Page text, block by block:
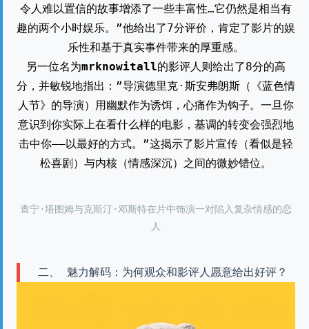
令人难以置信的故事增添了一些丰富性…它仍然是相当有
趣的两个小时娱乐。”他给出了7分评价，肯定了影片的娱
乐性和基于真实事件带来的厚重感。
另一位名为mrknowitall的影评人则给出了8分的高
分，并敏锐地指出：”导演德里克·斯安弗朗斯（《蓝色情
人节》的导演）用幽默作为诱饵，心痛作为钩子。一旦你
意识到你实际上在看什么样的电影，基调的转变会强烈地
击中你——以最好的方式。”这揭示了影片宣传（看似是轻
松喜剧）与内核（情感深沉）之间的微妙错位。
查宁·塔图姆与克斯汀·邓斯特在片中饰演一对陷入复杂情感的恋
人
二、 魅力解码：为何观众和影评人愿意给出好评？